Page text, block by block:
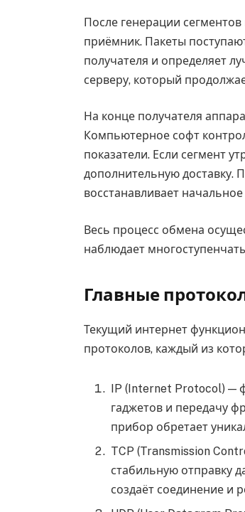
После генерации
приёмник. Пакеты
получателя и определяет
серверу, который
На конце получателя
Компьютерное софт
показатели. Если сегмент
дополнительную доставку.
восстанавливает
Весь процесс обмена
наблюдает
Главные
Текущий интернет
протоколов, каждый из
IP (Internet Protocol) —
гаджетов и передачу
прибор обретает
TCP (Transmission
стабильную отправку
создаёт соединение и